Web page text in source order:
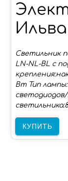
Светильник
LN-NL-BL с
Вт Тип
КУПИТЬ